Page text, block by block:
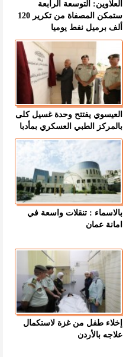
العلاوين: التوسعة الرابعة
ستمكن المصفاة من تكرير 120
ألف برميل نفط يوميا
العيسوي يفتتح وحدة غسيل كلى
بالمركز الطبي العسكري بمأدبا
بالاسماء : تنقلات واسعة في
امانة عمان
إخلاء طفل من غزة لاستكمال
علاجه بالأردن